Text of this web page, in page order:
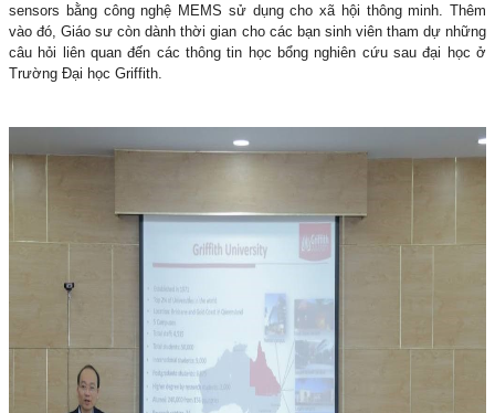
sensors bằng công nghệ MEMS sử dụng cho xã hội thông minh. Thêm
vào đó, Giáo sư còn dành thời gian cho các bạn sinh viên tham dự những
câu hỏi liên quan đến các thông tin học bổng nghiên cứu sau đại học ở
Trường Đại học Griffith.